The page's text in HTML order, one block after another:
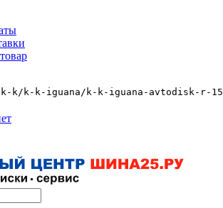
k/k-k-iguana/k-k-iguana-avtodisk-r-